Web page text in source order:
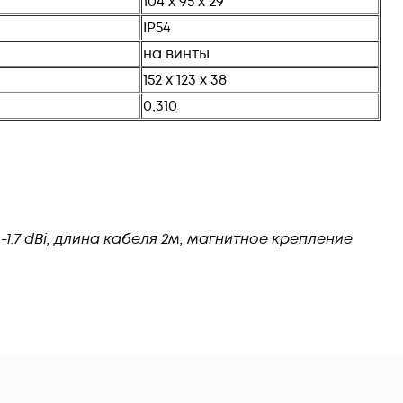
IP54
на винты
152 х 123 х 38
0,310
dBi, длина кабеля 2м, магнитное крепление